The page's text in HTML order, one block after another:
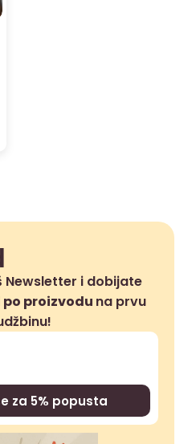
Newsletter i dobijate
proizvodu na prvu
za 5% popusta